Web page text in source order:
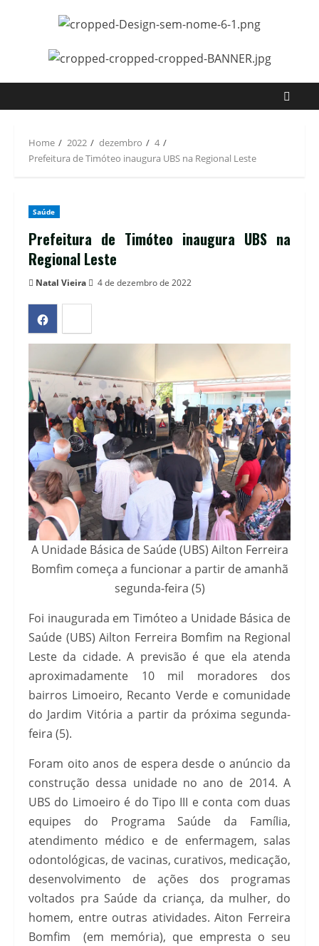
Home 2022 dezembro
4
Prefeitura de Timóteo inaugura UBS na Regional Leste
Saúde
Prefeitura de Timóteo inaugura UBS na
Regional Leste
Natal Vieira 4 de dezembro de 2022
A Unidade Básica de Saúde (UBS) Ailton Ferreira
Bomfim começa a funcionar a partir de amanhã
segunda-feira (5)
Foi inaugurada em Timóteo a Unidade Básica de
Saúde (UBS) Ailton Ferreira Bomfim na Regional
Leste da cidade. A previsão é que ela atenda
aproximadamente 10 mil moradores dos
bairros Limoeiro, Recanto Verde e comunidade
do Jardim Vitória a partir da próxima segunda-
feira (5).
Foram oito anos de espera desde o anúncio da
construção dessa unidade no ano de 2014. A
UBS do Limoeiro é do Tipo III e conta com duas
equipes do Programa Saúde da Família,
atendimento médico e de enfermagem, salas
odontológicas, de vacinas, curativos, medicação,
desenvolvimento de ações dos programas
voltados pra Saúde da criança, da mulher, do
homem, entre outras atividades. Aiton Ferreira
Bomfim (em memória), que empresta o seu